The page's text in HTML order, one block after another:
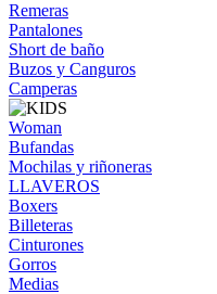
Remeras
Pantalones
Short de baño
Buzos y Canguros
Camperas
Woman
Bufandas
Mochilas y riñoneras
LLAVEROS
Boxers
Billeteras
Cinturones
Gorros
Medias